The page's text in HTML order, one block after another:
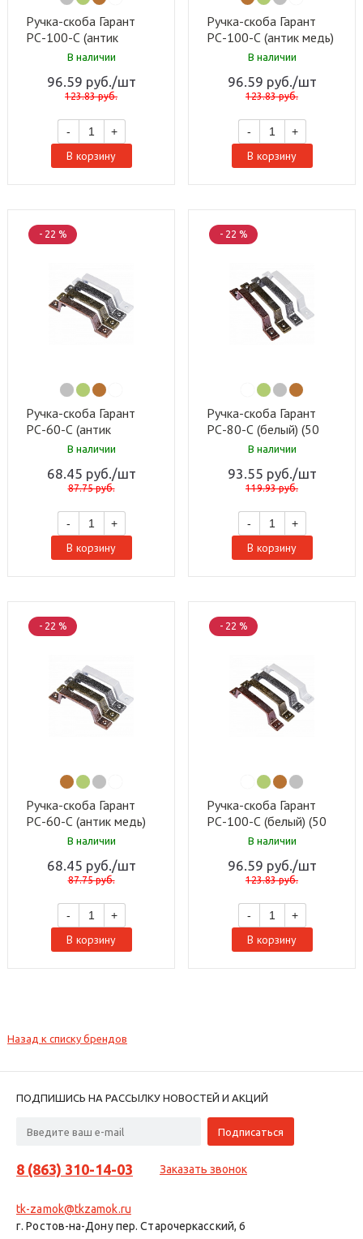
Ручка-скоба Гарант
РС-100-С (антик
серебро) (50 шт)
В наличии
96.59 руб. /шт
123.83руб.
- +
В корзину
Ручка-скоба Гарант
РС-100-С (антик медь)
В наличии
96.59 руб. /шт
123.83руб.
- +
В корзину
- 22 %
Ручка-скоба Гарант
РС-60-С (антик
серебро) (20 шт)
В наличии
68.45 руб. /шт
87.75руб.
- +
В корзину
- 22 %
Ручка-скоба Гарант
РС-80-С (белый) (50
В наличии
93.55 руб. /шт
119.93руб.
- +
В корзину
- 22 %
Ручка-скоба Гарант
РС-60-С (антик медь)
В наличии
68.45 руб. /шт
87.75руб.
- +
В корзину
- 22 %
Ручка-скоба Гарант
РС-100-С (белый) (50
В наличии
96.59 руб. /шт
123.83руб.
- +
В корзину
Назад к списку брендов
ПОДПИШИСЬ НА РАССЫЛКУ НОВОСТЕЙ И АКЦИЙ
8 (863) 310-14-03 Заказать звонок
tk-zamok@tkzamok.ru
г. Ростов-на-Дону пер. Старочеркасский, 6